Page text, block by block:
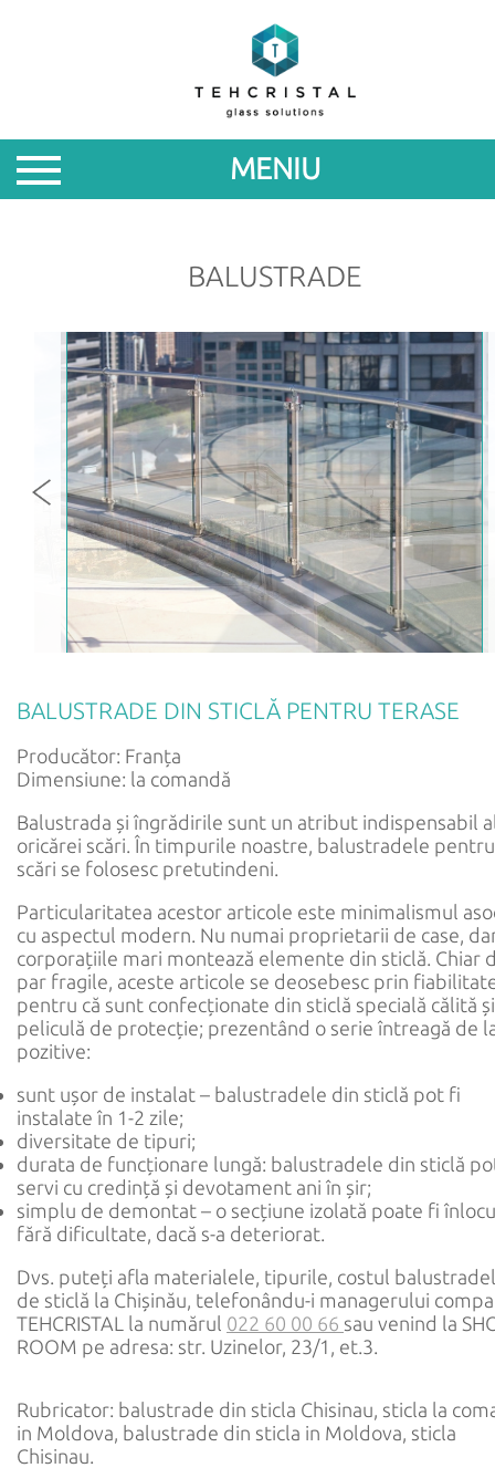
BALUSTRADE
BALUSTRADE DIN STICLĂ PENTRU TERASE
Producător: Franța
Dimensiune: la comandă
Balustrada și îngrădirile sunt un atribut indispensabil
oricărei scări. În timpurile noastre, balustradele pentru
scări se folosesc pretutindeni.
Particularitatea acestor articole este minimalismul
cu aspectul modern. Nu numai proprietarii de case,
corporațiile mari montează elemente din sticlă. Chiar
par fragile, aceste articole se deosebesc prin
pentru că sunt confecționate din sticlă specială călită și
peliculă de protecție; prezentând o serie întreagă de
pozitive:
sunt ușor de instalat – balustradele din sticlă pot fi
instalate în 1-2 zile;
diversitate de tipuri;
durata de funcționare lungă: balustradele din sticlă
servi cu credință și devotament ani în șir;
simplu de demontat – o secțiune izolată poate fi
fără dificultate, dacă s-a deteriorat.
Dvs. puteți afla materialele, tipurile, costul
de sticlă la Chișinău, telefonându-i managerului
TEHCRISTAL la numărul 022 60 00 66 sau venind la
ROOM pe adresa: str. Uzinelor, 23/1, et.3.
Rubricator: balustrade din sticla Chisinau, sticla la
in Moldova, balustrade din sticla in Moldova, sticla
Chisinau.
MENIU
DESPRE
NOI
PARTENERILOR
CONTACTE
ROM
РУС
ENG